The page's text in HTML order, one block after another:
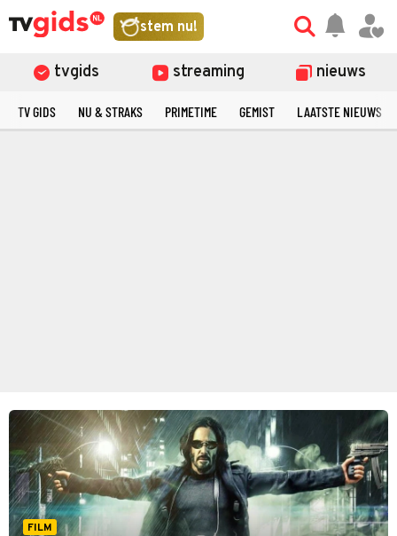
stem nu!
tvgids streaming nieuws
TV GIDS NU & STRAKS PRIMETIME GEMIST LAATSTE NIEUWS
FILM